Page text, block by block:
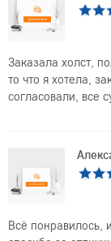
Заказала холст,
то что я хотела,
согласовали, все
Всё понравилось,